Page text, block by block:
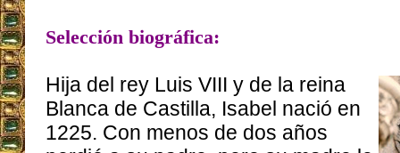
Selección biográfica:
Hija del rey Luis VIII y de la reina
Blanca de Castilla, Isabel nació en
1225. Con menos de dos años